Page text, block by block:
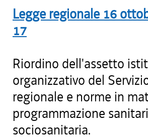
Legge regionale 16
17
Riordino dell'assetto
organizzativo del
regionale e norme in
programmazione
sociosanitaria.